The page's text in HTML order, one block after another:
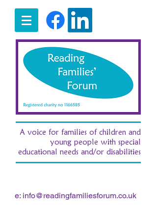
A voice for families of children and
young people with special
educational needs and/or disabilities
e: info@readingfamiliesforum.co.uk